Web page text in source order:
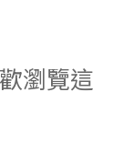
瀏覽這